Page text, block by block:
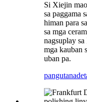
Si Xiejin
sa paggama
himan para
sa mga
nagsuplay
mga kauban
uban pa.
pangutana